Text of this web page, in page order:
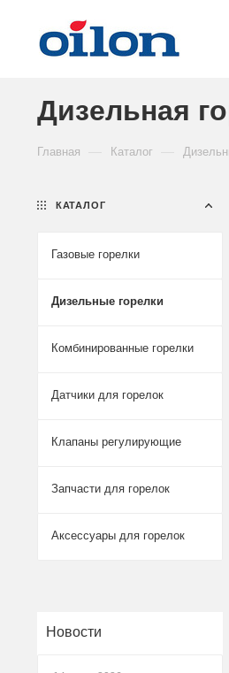
Дизельная
Главная Каталог
КАТАЛОГ
Газовые горелки
Дизельные горелки
Комбинированные горелки
Датчики для горелок
Клапаны регулирующие
Запчасти для горелок
Аксессуары для горелок
Новости